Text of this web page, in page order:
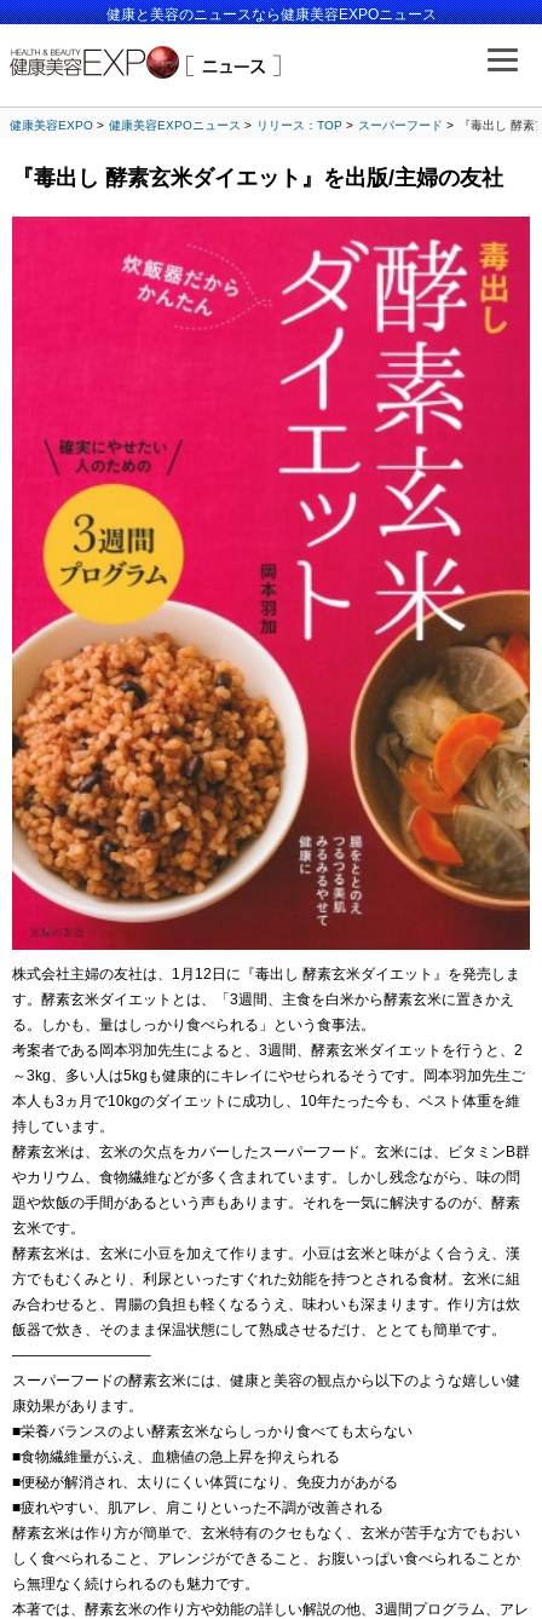
健康と美容のニュースなら健康美容EXPOニュース
健康美容EXPO 健康美容EXPOニュース リリース：TOP スーパーフード 『毒出し 酵
『毒出し 酵素玄米ダイエット』を出版/主婦の友社
株式会社主婦の友社は、1月12日に『毒出し 酵素玄米ダイエット』を発売しま
す。酵素玄米ダイエットとは、「3週間、主食を白米から酵素玄米に置きかえ
る。しかも、量はしっかり食べられる」という食事法。
考案者である岡本羽加先生によると、3週間、酵素玄米ダイエットを行うと、2
～3kg、多い人は5kgも健康的にキレイにやせられるそうです。岡本羽加先生ご
本人も3ヵ月で10kgのダイエットに成功し、10年たった今も、ベスト体重を維
持しています。
酵素玄米は、玄米の欠点をカバーしたスーパーフード。玄米には、ビタミンB群
やカリウム、食物繊維などが多く含まれています。しかし残念ながら、味の問
題や炊飯の手間があるという声もあります。それを一気に解決するのが、酵素
玄米です。
酵素玄米は、玄米に小豆を加えて作ります。小豆は玄米と味がよく合うえ、漢
方でもむくみとり、利尿といったすぐれた効能を持つとされる食材。玄米に組
み合わせると、胃腸の負担も軽くなるうえ、味わいも深まります。作り方は炊
飯器で炊き、そのまま保温状態にして熟成させるだけ、ととても簡単です。
—————————–
スーパーフードの酵素玄米には、健康と美容の観点から以下のような嬉しい健
康効果があります。
■栄養バランスのよい酵素玄米ならしっかり食べても太らない
■食物繊維量がふえ、血糖値の急上昇を抑えられる
■便秘が解消され、太りにくい体質になり、免疫力があがる
■疲れやすい、肌アレ、肩こりといった不調が改善される
酵素玄米は作り方が簡単で、玄米特有のクセもなく、玄米が苦手な方でもおい
しく食べられること、アレンジができること、お腹いっぱい食べられることか
ら無理なく続けられるのも魅力です。
本著では、酵素玄米の作り方や効能の詳しい解説の他、3週間プログラム、アレ